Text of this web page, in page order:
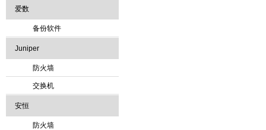
爱数
备份软件
Juniper
防火墙
交换机
安恒
防火墙